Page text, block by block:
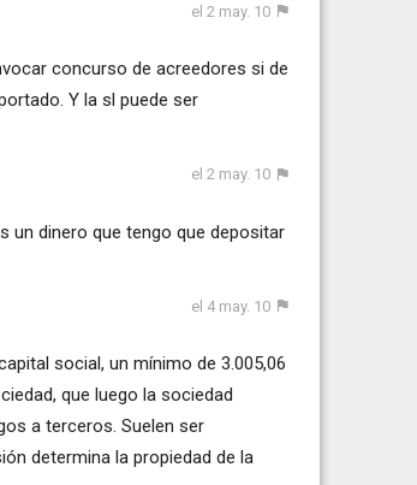
el 2 may. 10
concurso de acreedores si de
Y la sl puede ser
el 2 may. 10
un dinero que tengo que depositar
el 4 may. 10
social, un mínimo de 3.005,06
que luego la sociedad
a terceros. Suelen ser
determina la propiedad de la